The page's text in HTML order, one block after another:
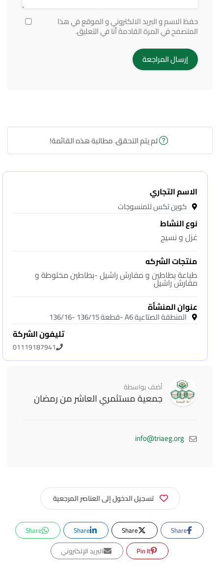
حفظ الاسم و البريد الالكتروني و الموقع في هذا
المتصفح في المرة القادمة أنا في التعليق.
لم يتم التحقق. مطالبة هذه القائمة!
الاسم التجاري
كوين تكس للمنسوجات
نوع النشاط
غزل و نسيج
منتجات الشركه
طباعة بطاطين و مفارش راشيل -بطاطين مخلوطة و
مفارش راشيل
عنوان المنشأة
المنطقة الصتاعية A6 -قطعة 136/15 -136/16
تليفون الشركة
01119187941
أضف بواسطة
جمعية مستثمري العاشر من رمضان
info@triaeg.org
تسجيل الدخول إلى العناصر المرجعية
Share
Share
Share
Share
Pin It
البريد الإلكتروني